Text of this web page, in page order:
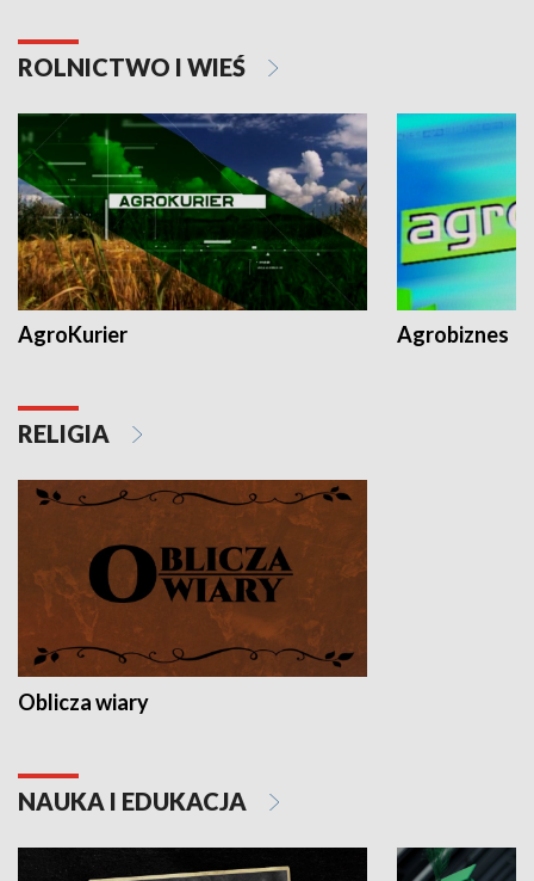
ROLNICTWO I WIEŚ
AgroKurier Agrobiznes
RELIGIA
Oblicza wiary
NAUKA I EDUKACJA